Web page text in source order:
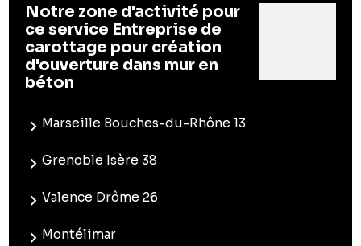
Notre zone d'activité pour
ce service Entreprise de
carottage pour création
d'ouverture dans mur en
béton
Marseille Bouches-du-Rhône 13
Grenoble Isère 38
Valence Drôme 26
Montélimar